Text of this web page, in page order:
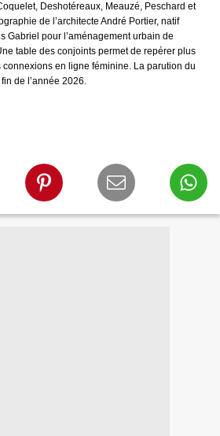
Deshotéreaux, Meauzé, Peschard et
de l’architecte André Portier, natif
Gabriel pour l’aménagement urbain de
table des conjoints permet de repérer plus
en ligne féminine. La parution du
de l’année 2026.